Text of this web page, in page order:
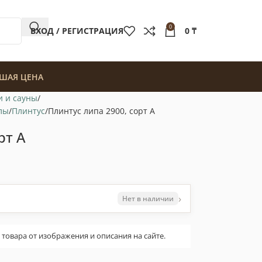
ВХОД / РЕГИСТРАЦИЯ 0 0 ₸
ЦЕНА
и сауны
Плинтус Плинтус липа 2900, сорт А
А
Нет в наличии ›
от изображения и описания на сайте.